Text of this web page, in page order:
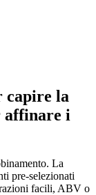
capire la
affinare i
La
pre-selezionati
facili, ABV o